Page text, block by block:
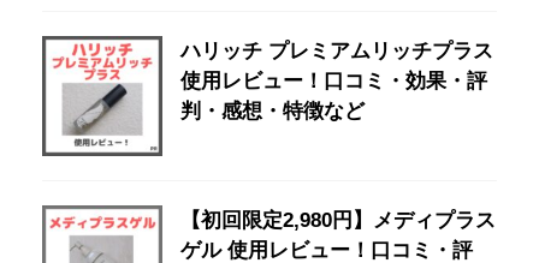
ハリッチ プレミアムリッチプラス
使用レビュー！口コミ・効果・評
判・感想・特徴など
【初回限定2,980円】メディプラス
ゲル 使用レビュー！口コミ・評